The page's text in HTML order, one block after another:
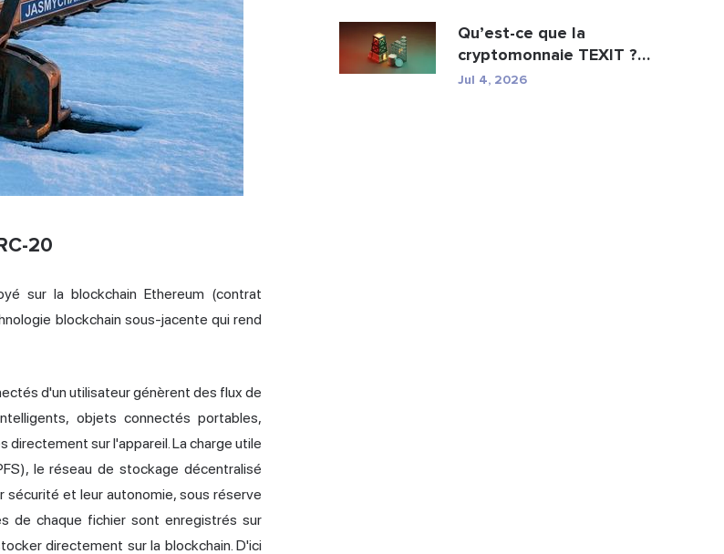
20
sur la blockchain Ethereum (contrat
blockchain sous-jacente qui rend
d'un utilisateur génèrent des flux de
objets connectés portables,
sur l'appareil. La charge utile
le réseau de stockage décentralisé
sécurité et leur autonomie, sous réserve
de chaque fichier sont enregistrés sur
directement sur la blockchain. D'ici
Qu’est-ce que la
cryptomonnaie TEXIT ?
Minage, spécifications ...
Jul 4, 2026